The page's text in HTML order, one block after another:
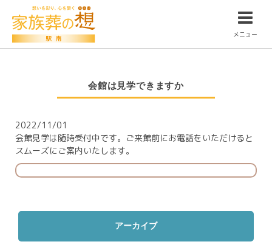
メニュー
会館は見学できますか
2022/11/01
会館見学は随時受付中です。ご来館前にお電話をいただけると
スムーズにご案内いたします。
アーカイブ